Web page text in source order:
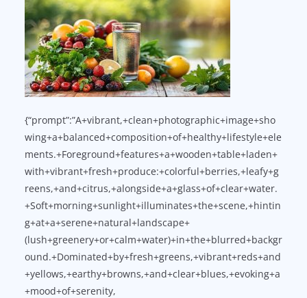
{“prompt”:”A+vibrant,+clean+photographic+image+sho
wing+a+balanced+composition+of+healthy+lifestyle+ele
ments.+Foreground+features+a+wooden+table+laden+
with+vibrant+fresh+produce:+colorful+berries,+leafy+g
reens,+and+citrus,+alongside+a+glass+of+clear+water.
+Soft+morning+sunlight+illuminates+the+scene,+hintin
g+at+a+serene+natural+landscape+
(lush+greenery+or+calm+water)+in+the+blurred+backgr
ound.+Dominated+by+fresh+greens,+vibrant+reds+and
+yellows,+earthy+browns,+and+clear+blues,+evoking+a
+mood+of+serenity,